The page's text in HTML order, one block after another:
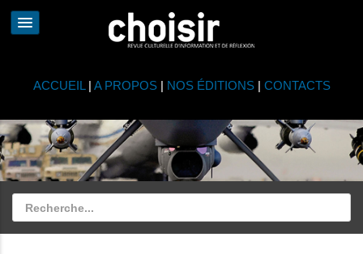
ACCUEIL | A PROPOS| NOS ÉDITIONS| CONTACTS